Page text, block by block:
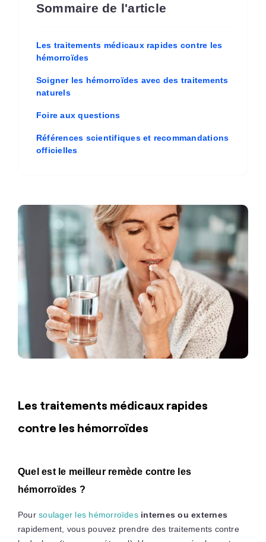
Sommaire de l'article
Les traitements médicaux rapides contre les
hémorroïdes
Soigner les hémorroïdes avec des traitements
naturels
Foire aux questions
Références scientifiques et recommandations
officielles
Les traitements médicaux rapides
contre les hémorroïdes
Quel est le meilleur remède contre les
hémorroïdes ?
Poursoulager les hémorroïdesinternes ou externes
rapidement, vous pouvez prendre des traitements contre